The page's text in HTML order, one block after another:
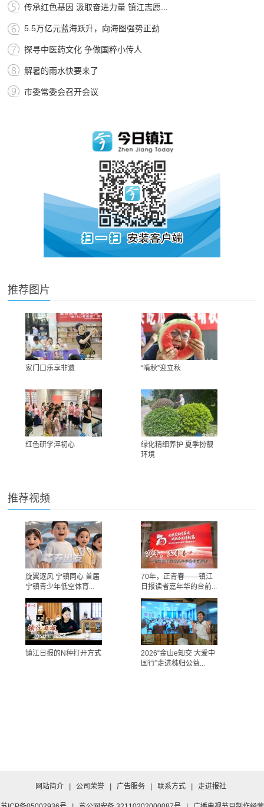
传承红色基因 汲取奋进力量 镇江志愿...
5.5万亿元蓝海跃升，向海图强势正劲
探寻中医药文化 争做国粹小传人
解暑的雨水快要来了
市委常委会召开会议
推荐图片
家门口乐享非遗 “啃秋”迎立秋
红色研学淬初心
绿化精细养护 夏季扮靓
环境
推荐视频
旋翼逐风 宁镇同心 首届
宁镇青少年低空体育...
70年，正青春——镇江
日报读者嘉年华的台前...
镇江日报的N种打开方式
2026“金山e知交 大爱中
国行”走进秭归公益...
网站简介 | 公司荣誉 | 广告服务 | 联系方式 | 走进报社